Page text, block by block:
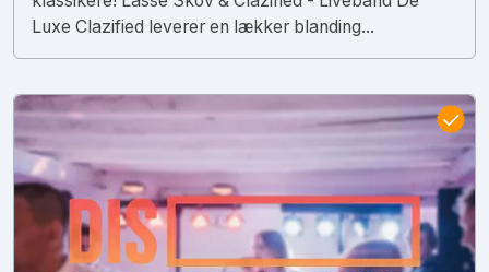
Luxe Clazified leverer en lækker blanding...